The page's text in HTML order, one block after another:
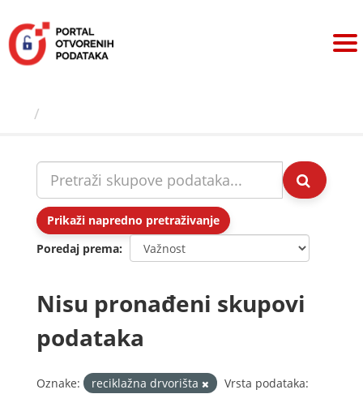
sadržaj
Prikaži napredno pretraživanje
Poredaj prema
Nisu pronađeni skupovi
podataka
Oznake: reciklažna drvorišta
Vrsta podataka: